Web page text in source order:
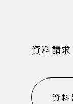
資料請
資